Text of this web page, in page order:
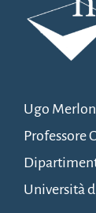
Ugo
Professore
Università